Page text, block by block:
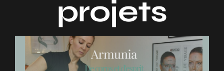
projets